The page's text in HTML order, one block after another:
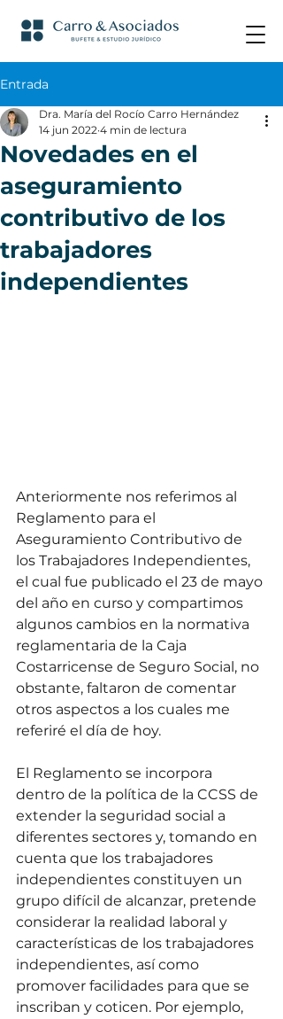
Entrada
Novedades en el
aseguramiento
contributivo de los
trabajadores
independientes
Dra. María del Rocío Carro Hernández
14 jun 2022 4 min de lectura
Anteriormente nos referimos al
Reglamento para el
Aseguramiento Contributivo de
los Trabajadores Independientes,
el cual fue publicado el 23 de mayo
del año en curso y compartimos
algunos cambios en la normativa
reglamentaria de la Caja
Costarricense de Seguro Social, no
obstante, faltaron de comentar
otros aspectos a los cuales me
referiré el día de hoy.
El Reglamento se incorpora
dentro de la política de la CCSS de
extender la seguridad social a
diferentes sectores y, tomando en
cuenta que los trabajadores
independientes constituyen un
grupo difícil de alcanzar, pretende
considerar la realidad laboral y
características de los trabajadores
independientes, así como
promover facilidades para que se
inscriban y coticen. Por ejemplo,